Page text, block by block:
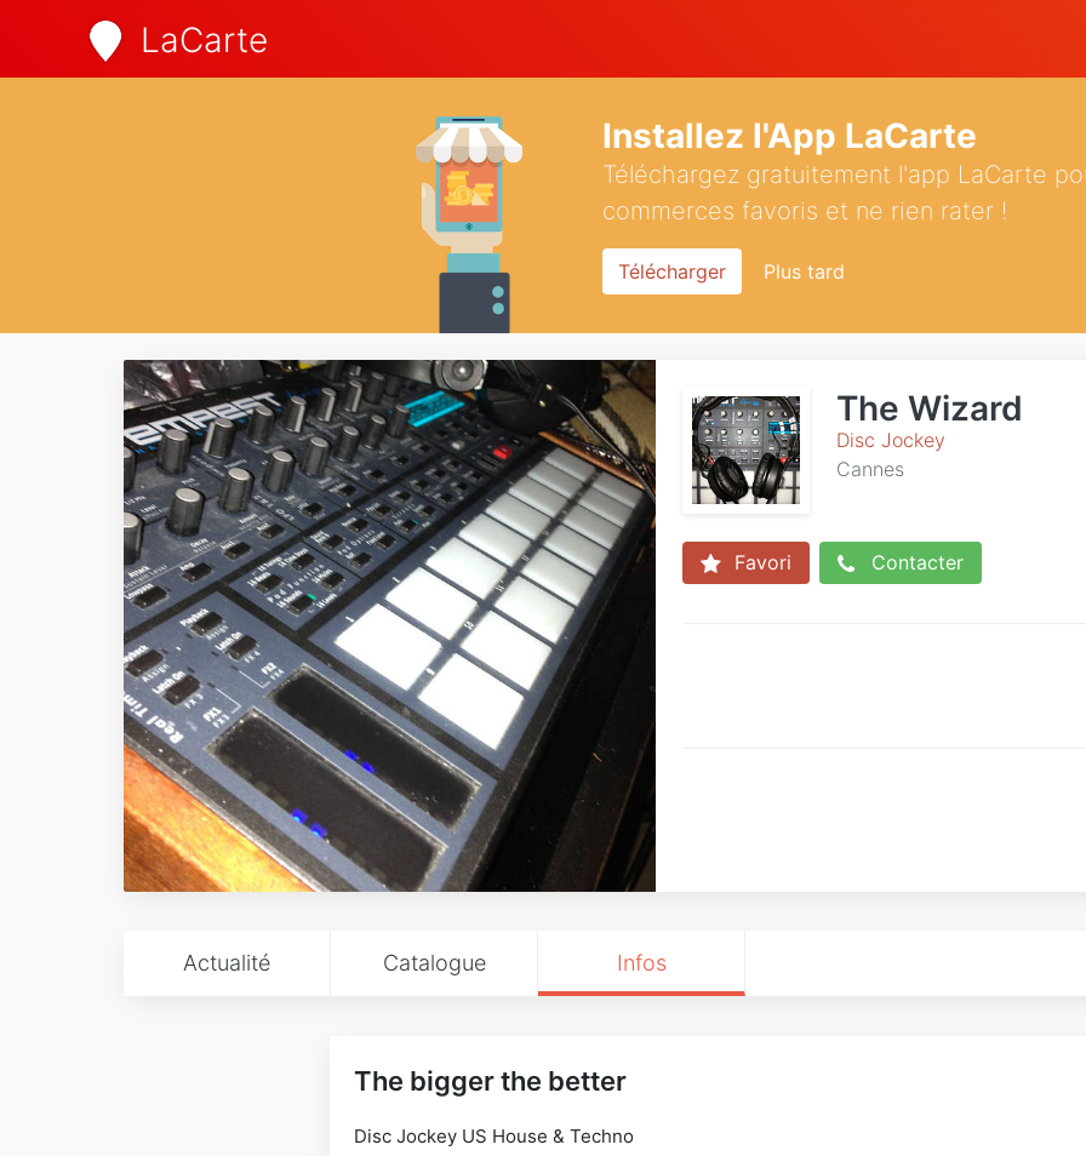
LaCarte
Installez l'App LaCarte
Téléchargez gratuitement l'app LaCarte
commerces favoris et ne rien rater !
Télécharger Plus tard
The Wizard
Disc Jockey
Cannes
Favori Contacter
Actualité Catalogue Infos
The bigger the better
Disc Jockey US House & Techno